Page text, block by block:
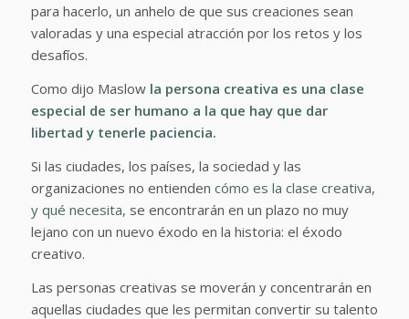
para hacerlo, un anhelo de que sus creaciones sean
valoradas y una especial atracción por los retos y los
desafíos.
Como dijo Maslow la persona creativa es una clase
especial de ser humano a la que hay que dar
libertad y tenerle paciencia.
Si las ciudades, los países, la sociedad y las
organizaciones no entienden cómo es la clase creativa,
y qué necesita, se encontrarán en un plazo no muy
lejano con un nuevo éxodo en la historia: el éxodo
creativo.
Las personas creativas se moverán y concentrarán en
aquellas ciudades que les permitan convertir su talento